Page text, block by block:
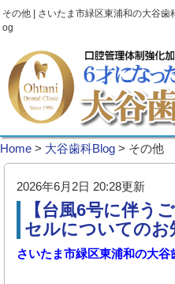
その他 | さいたま市緑区東浦和の大谷歯
og
Home > 大谷歯科Blog > その他
2026年6月2日 20:28更新
【台風6号に伴う
セルについてのお
さいたま市緑区東浦和の大谷